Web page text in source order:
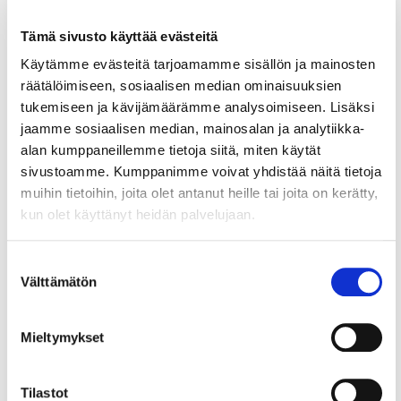
Tämä sivusto käyttää evästeitä
Käytämme evästeitä tarjoamamme sisällön ja mainosten
räätälöimiseen, sosiaalisen median ominaisuuksien
tukemiseen ja kävijämäärämme analysoimiseen. Lisäksi
jaamme sosiaalisen median, mainosalan ja analytiikka-
alan kumppaneillemme tietoja siitä, miten käytät
sivustoamme. Kumppanimme voivat yhdistää näitä tietoja
muihin tietoihin, joita olet antanut heille tai joita on kerätty,
kun olet käyttänyt heidän palvelujaan.
valinta
Välttämätön
Mieltymykset
Tilastot
Lue myös